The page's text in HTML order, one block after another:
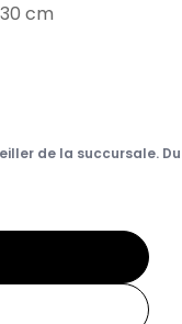
cm
de la succursale. Du